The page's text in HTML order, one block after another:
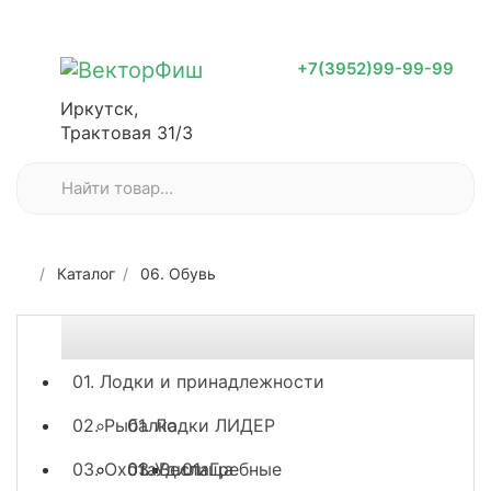
+7(3952)99-99-99
Иркутск,
Трактовая 31/3
Каталог 06. Обувь
01. Лодки и принадлежности
01. Лодки ЛИДЕР
01. Гребные
03. Весла
02. Рыбалка
01. Удилища
03. Охота